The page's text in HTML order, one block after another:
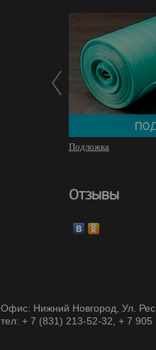
Подложка
Отзывы
Офис: Нижний Новгород, Ул.
тел: + 7 (831) 213-52-32, + 7